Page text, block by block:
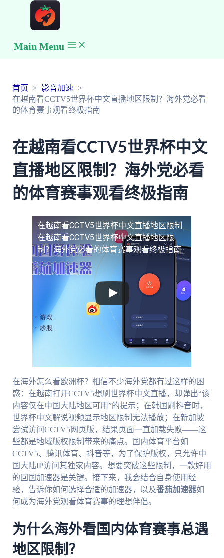
Main Menu
首页
影音加速
在越南看CCTV5世界杯中文直播地区限制？海外党必看
的体育赛事观看终极指南
在越南看CCTV5世界杯中文
直播地区限制？海外党必看
的体育赛事观看终极指南
在越南看CCTV5世界杯中文直播地区限制
在越南看CCTV5世界杯中文直播地区限
制？海外党必看的体育赛事观看终极指南
在海外怎么看欧洲杯？相信不少海外党都有过这样的困
惑：在越南打开CCTV5想刷世界杯中文直播，却弹出“该
内容仅在中国大陆地区可用”的提示；在韩国刷抖音时，
世界杯中文解说视频显示地区限制无法播放；在新加坡
尝试访问CCTV5网页版，结果页面一直加载失败——这
些都是地域版权限制带来的痛点。国内体育平台如
CCTV5、腾讯体育、抖音等，为了保护版权，只允许中
国大陆IP访问其独家内容。想要突破这些限制，一款好用
的回国加速器是关键。接下来，我会结合自身使用经
验，告诉你如何选择合适的加速器，以及番茄加速器如
何成为海外党观看体育赛事的理想伴侣。
为什么海外看国内体育赛事总遇
地区限制？